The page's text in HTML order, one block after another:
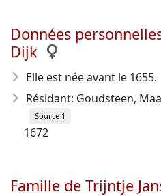
Données
Dijk
Elle est née avant le 1655.
Résidant: Goudsteen,
Source 1
1672
Famille de Trijntje